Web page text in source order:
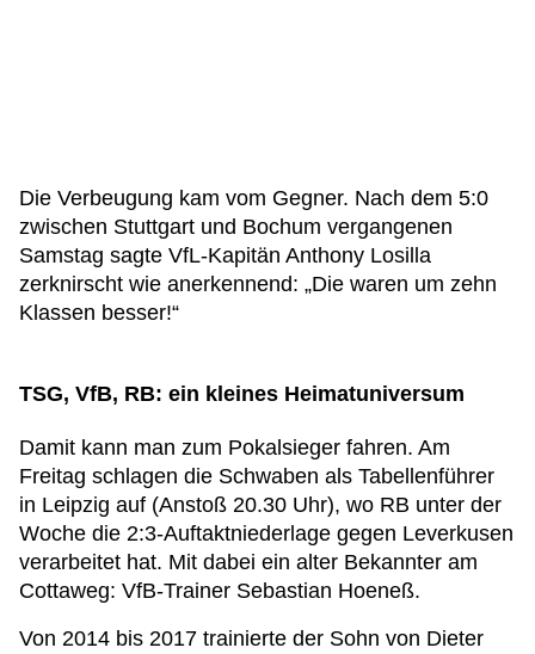
Die Verbeugung kam vom Gegner. Nach dem 5:0
zwischen Stuttgart und Bochum vergangenen
Samstag sagte VfL-Kapitän Anthony Losilla
zerknirscht wie anerkennend: „Die waren um zehn
Klassen besser!“
TSG, VfB, RB: ein kleines Heimatuniversum
Damit kann man zum Pokalsieger fahren. Am
Freitag schlagen die Schwaben als Tabellenführer
in Leipzig auf (Anstoß 20.30 Uhr), wo RB unter der
Woche die 2:3-Auftaktniederlage gegen Leverkusen
verarbeitet hat. Mit dabei ein alter Bekannter am
Cottaweg: VfB-Trainer Sebastian Hoeneß.
Von 2014 bis 2017 trainierte der Sohn von Dieter